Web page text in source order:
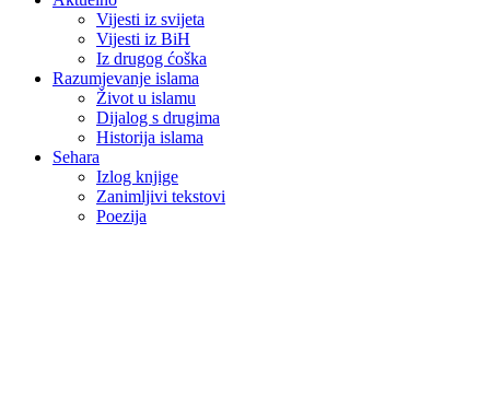
Vijesti iz svijeta
Vijesti iz BiH
Iz drugog ćoška
Razumjevanje islama
Život u islamu
Dijalog s drugima
Historija islama
Sehara
Izlog knjige
Zanimljivi tekstovi
Poezija